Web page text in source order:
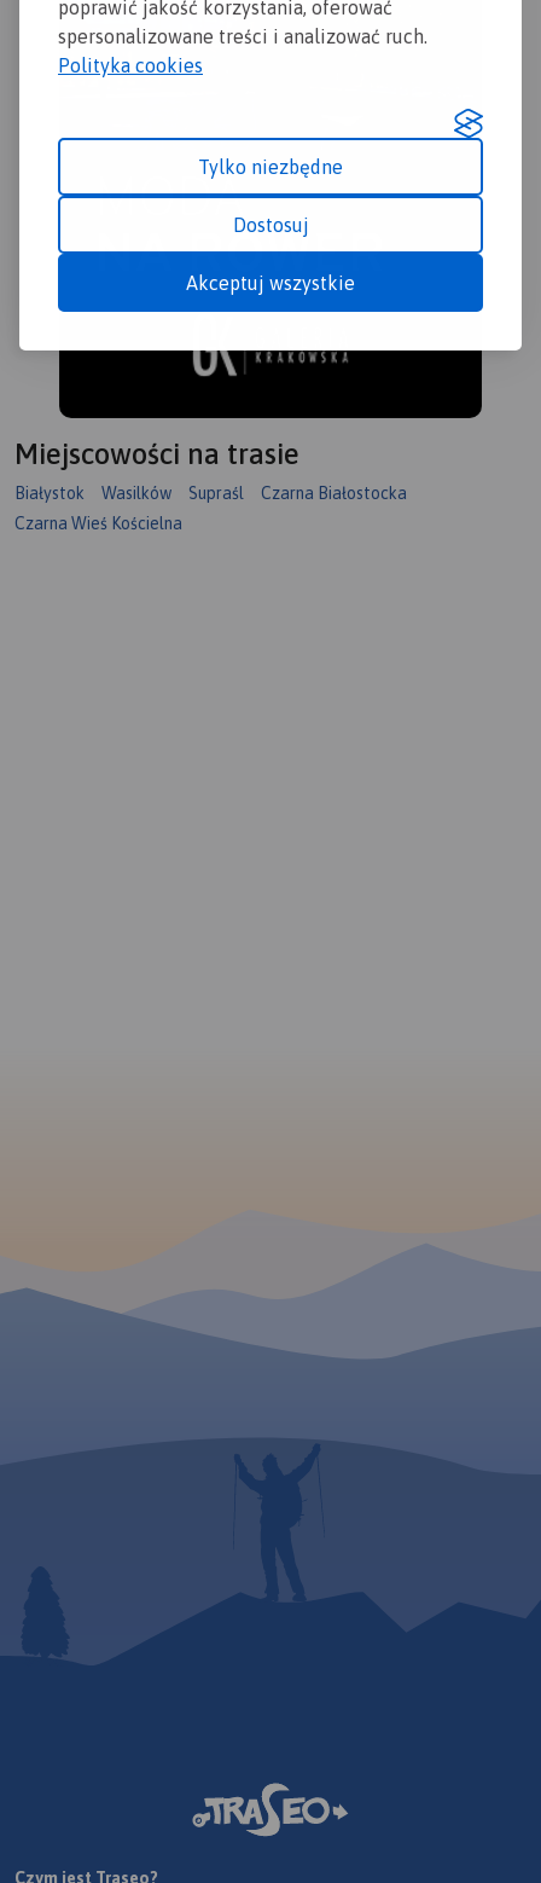
poprawić jakość korzystania, oferować
spersonalizowane treści i analizować ruch.
Polityka cookies
Tylko niezbędne
Dostosuj
Akceptuj wszystkie
Miejscowości na trasie
Białystok Wasilków Supraśl
Czarna Białostocka
Czarna Wieś Kościelna
Czym jest Traseo?